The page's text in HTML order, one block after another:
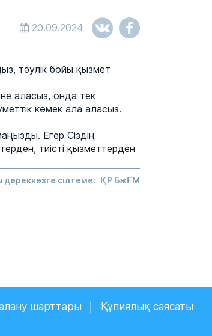
20.09.2024
тәулік бойы қызмет
аласыз, онда тек
көмек ала аласыз.
Егер Сіздің
тиісті қызметтерден
дереккөзге сілтеме: ҚР БжҒМ
шарттары Құпиялық саясаты